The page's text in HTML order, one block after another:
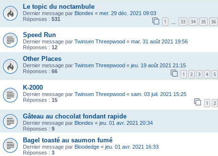
Le topic du noctambule
Dernier message par Blondex « mer. 29 déc. 2021 09:03
Réponses : 531 1 33 34 35 36
Speed Run
Dernier message par Twinsen Threepwood « mar. 31 août 2021 19:56
Réponses : 12
Other Places
Dernier message par Twinsen Threepwood « jeu. 19 août 2021 21:15
Réponses : 66 1 2 3 4 5
K-2000
Dernier message par Twinsen Threepwood « sam. 03 juil. 2021 15:25
Réponses : 15 1 2
Gâteau au chocolat fondant rapide
Dernier message par Blondex « jeu. 01 avr. 2021 20:34
Réponses : 9
Bagel toasté au saumon fumé
Dernier message par Bloodedge « jeu. 01 avr. 2021 16:33
Réponses : 3